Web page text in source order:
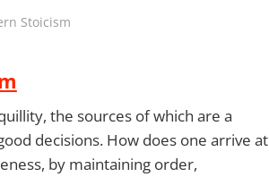
Stoicism
the sources of which are a
decisions. How does one arrive at
by maintaining order,